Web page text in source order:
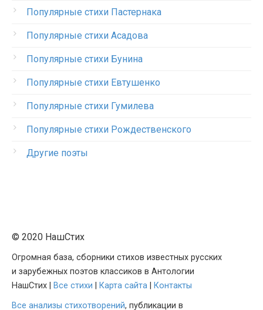
Популярные стихи Пастернака
Популярные стихи Асадова
Популярные стихи Бунина
Популярные стихи Евтушенко
Популярные стихи Гумилева
Популярные стихи Рождественского
Другие поэты
© 2020 НашСтих
Огромная база, сборники стихов известных русских
и зарубежных поэтов классиков в Антологии
НашСтих |
Все стихи Карта сайта
Контакты
Все анализы стихотворений, публикации в